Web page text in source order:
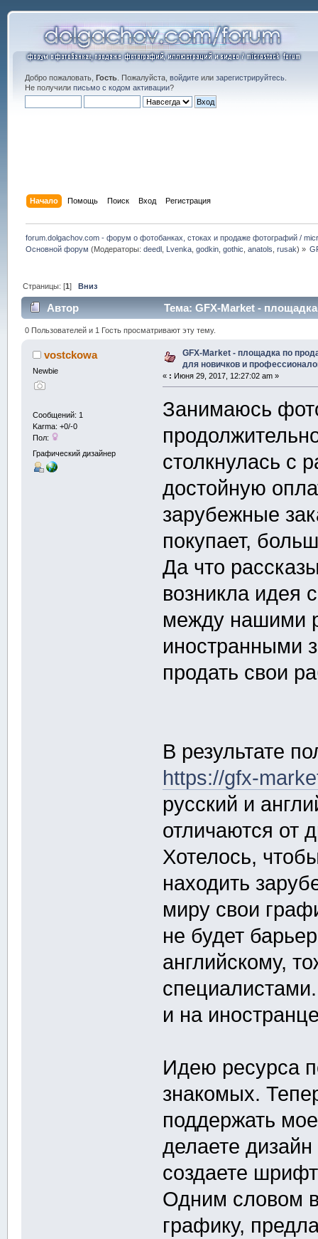
Добро пожаловать, Гость. Пожалуйста, войдитеили зарегистрируйтесь.
Не получили письмо с кодом активации?
Начало Помощь Поиск Вход Регистрация
forum.dolgachov.com - форум о фотобанках, стоках и продаже фотографий /
Основной форум (Модераторы:deedl Lvenka ,godkin ,gothic ,anatols ,rusak) »
Страницы: [1]Вниз
Автор
Тема: GFX-Market -
(Прочитано 27440 раз)
0 Пользователей и 1 Гость просматривают эту тему.
vostckowa
Newbie
Сообщений: 1
Karma: +0/-0
Пол:
Графический дизайнер
GFX-Market - площадка по
для новичков и
« : Июня 29, 2017, 12:27:02 am »
Занимаюсь
столкнулась с
достойную
зарубежные
покупает,
Да что
возникла идея
между нашими
иностранными
продать свои
В результате
https://gfx-
русский и
отличаются от
Хотелось,
находить
миру свои
не будет
английскому,
и на
Идею ресурса
знакомых.
поддержать
делаете
создаете
Одним словом
графику,